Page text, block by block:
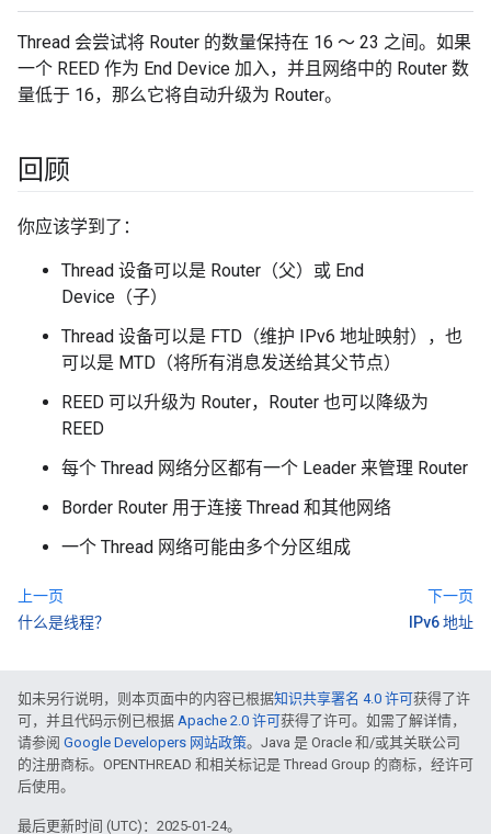
Thread 会尝试将 Router 的数量保持在 16 ～ 23 之间。如果
一个 REED 作为 End Device 加入，并且网络中的 Router 数
量低于 16，那么它将自动升级为 Router。
回顾
你应该学到了：
Thread 设备可以是 Router（父）或 End
Device（子）
Thread 设备可以是 FTD（维护 IPv6 地址映射），也
可以是 MTD（将所有消息发送给其父节点）
REED 可以升级为 Router，Router 也可以降级为
REED
每个 Thread 网络分区都有一个 Leader 来管理 Router
Border Router 用于连接 Thread 和其他网络
一个 Thread 网络可能由多个分区组成
上一页
什么是线程？
下一页
IPv6 地址
如未另行说明，则本页面中的内容已根据知识共享署名 4.0 许可获得了许
可，并且代码示例已根据 Apache 2.0 许可获得了许可。如需了解详情，
请参阅 Google Developers 网站政策。Java 是 Oracle 和/或其关联公司
的注册商标。OPENTHREAD 和相关标记是 Thread Group 的商标，经许可
后使用。
最后更新时间 (UTC)：2025-01-24。